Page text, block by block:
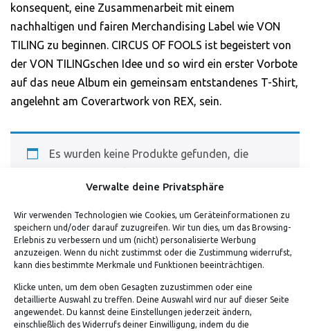
Verwalte deine Privatsphäre
Wir verwenden Technologien wie Cookies, um Geräteinformationen zu
speichern und/oder darauf zuzugreifen. Wir tun dies, um das Browsing-
Erlebnis zu verbessern und um (nicht) personalisierte Werbung
anzuzeigen. Wenn du nicht zustimmst oder die Zustimmung widerrufst,
kann dies bestimmte Merkmale und Funktionen beeinträchtigen.
Klicke unten, um dem oben Gesagten zuzustimmen oder eine
detaillierte Auswahl zu treffen. Deine Auswahl wird nur auf dieser Seite
angewendet. Du kannst deine Einstellungen jederzeit ändern,
einschließlich des Widerrufs deiner Einwilligung, indem du die
konsequent, eine Zusammenarbeit mit einem
nachhaltigen und fairen Merchandising Label wie VON
TILING zu beginnen. CIRCUS OF FOOLS ist begeistert von
der VON TILINGschen Idee und so wird ein erster Vorbote
auf das neue Album ein gemeinsam entstandenes T-Shirt,
angelehnt am Coverartwork von REX, sein.
Es wurden keine Produkte gefunden, die
ADRESSE